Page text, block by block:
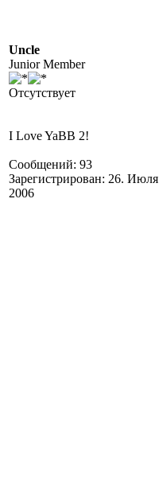
Uncle
Junior Member
Отсутствует
I Love YaBB 2!
Сообщений: 93
Зарегистрирован: 26. Июля
2006